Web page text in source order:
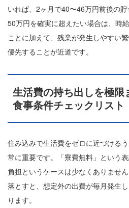
いれば、2ヶ月で40〜46万円前後の貯
50万円を確実に超えたい場合は、時
ことに加えて、残業が発生しやすい
優先することが近道です。
生活費の持ち出しを極限
食事条件チェックリスト
住み込みで生活費をゼロに近づける
常に重要です。「寮費無料」という
負担というケースは少なくありませ
落とすと、想定外の出費が毎月発生
ります。